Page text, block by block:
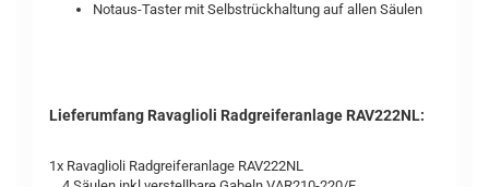
Notaus-Taster mit Selbstrückhaltung auf allen Säulen
Lieferumfang Ravaglioli Radgreiferanlage RAV222NL:
1x Ravaglioli Radgreiferanlage RAV222NL